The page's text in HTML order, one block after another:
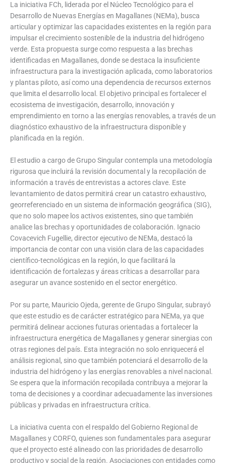
La iniciativa FCh, liderada por el Núcleo Tecnológico para el
Desarrollo de Nuevas Energías en Magallanes (NEMa), busca
articular y optimizar las capacidades existentes en la región para
impulsar el crecimiento sostenible de la industria del hidrógeno
verde. Esta propuesta surge como respuesta a las brechas
identificadas en Magallanes, donde se destaca la insuficiente
infraestructura para la investigación aplicada, como laboratorios
y plantas piloto, así como una dependencia de recursos externos
que limita el desarrollo local. El objetivo principal es fortalecer el
ecosistema de investigación, desarrollo, innovación y
emprendimiento en torno a las energías renovables, a través de un
diagnóstico exhaustivo de la infraestructura disponible y
planificada en la región.
El estudio a cargo de Grupo Singular contempla una metodología
rigurosa que incluirá la revisión documental y la recopilación de
información a través de entrevistas a actores clave. Este
levantamiento de datos permitirá crear un catastro exhaustivo,
georreferenciado en un sistema de información geográfica (SIG),
que no solo mapee los activos existentes, sino que también
analice las brechas y oportunidades de colaboración. Ignacio
Covacevich Fugellie, director ejecutivo de NEMa, destacó la
importancia de contar con una visión clara de las capacidades
científico-tecnológicas en la región, lo que facilitará la
identificación de fortalezas y áreas críticas a desarrollar para
asegurar un avance sostenido en el sector energético.
Por su parte, Mauricio Ojeda, gerente de Grupo Singular, subrayó
que este estudio es de carácter estratégico para NEMa, ya que
permitirá delinear acciones futuras orientadas a fortalecer la
infraestructura energética de Magallanes y generar sinergias con
otras regiones del país. Esta integración no solo enriquecerá el
análisis regional, sino que también potenciará el desarrollo de la
industria del hidrógeno y las energías renovables a nivel nacional.
Se espera que la información recopilada contribuya a mejorar la
toma de decisiones y a coordinar adecuadamente las inversiones
públicas y privadas en infraestructura crítica.
La iniciativa cuenta con el respaldo del Gobierno Regional de
Magallanes y CORFO, quienes son fundamentales para asegurar
que el proyecto esté alineado con las prioridades de desarrollo
productivo y social de la región. Asociaciones con entidades como